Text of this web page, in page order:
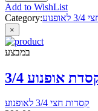
Add to WishList
Category:
×
במבצע
קסדות חצי 3/4 לאופנוע